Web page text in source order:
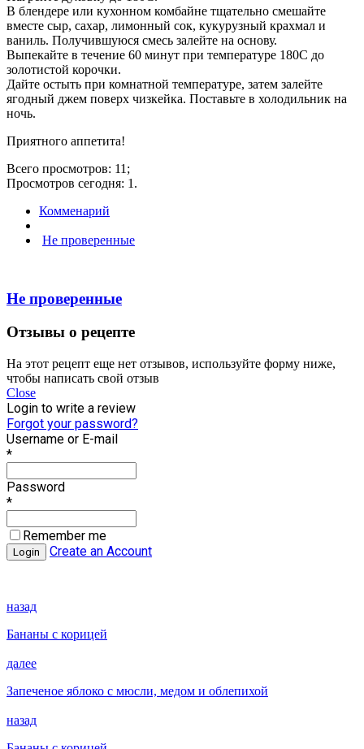
В блендере или кухонном комбайне тщательно смешайте
вместе сыр, сахар, лимонный сок, кукурузный крахмал и
ваниль. Получившуюся смесь залейте на основу.
Выпекайте в течение 60 минут при температуре 180С до
золотистой корочки.
Дайте остыть при комнатной температуре, затем залейте
ягодный джем поверх чизкейка. Поставьте в холодильник на
ночь.
Приятного аппетита!
Всего просмотров: 11;
Просмотров сегодня: 1.
Комменарий
Не проверенные
Не проверенные
Отзывы о рецепте
На этот рецепт еще нет отзывов, используйте форму ниже,
чтобы написать свой отзыв
Close
Login to write a review
Forgot your password?
Username or E-mail
*
Password
*
Remember me
Create an Account
назад
Бананы с корицей
далее
Запеченое яблоко с мюсли, медом и облепихой
назад